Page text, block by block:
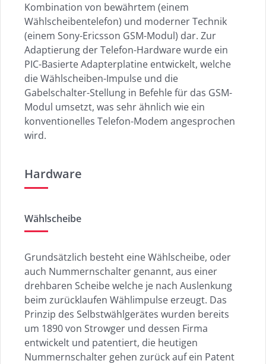
Kombination von bewährtem (einem
Wählscheibentelefon) und moderner Technik
(einem Sony-Ericsson GSM-Modul) dar. Zur
Adaptierung der Telefon-Hardware wurde ein
PIC-Basierte Adapterplatine entwickelt, welche
die Wählscheiben-Impulse und die
Gabelschalter-Stellung in Befehle für das GSM-
Modul umsetzt, was sehr ähnlich wie ein
konventionelles Telefon-Modem angesprochen
wird.
Hardware
Wählscheibe
Grundsätzlich besteht eine Wählscheibe, oder
auch Nummernschalter genannt, aus einer
drehbaren Scheibe welche je nach Auslenkung
beim zurücklaufen Wählimpulse erzeugt. Das
Prinzip des Selbstwählgerätes wurden bereits
um 1890 von Strowger und dessen Firma
entwickelt und patentiert, die heutigen
Nummernschalter gehen zurück auf ein Patent